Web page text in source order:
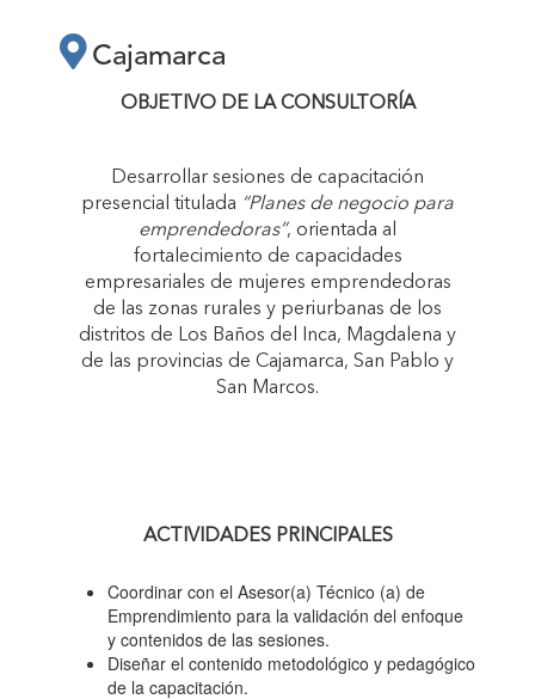
TITULADA “PLANES
DE NEGOCIO PARA
EMPRENDEDORAS”"
Cajamarca
OBJETIVO DE LA CONSULTORÍA
Desarrollar sesiones de capacitación
presencial titulada “Planes de negocio para
emprendedoras”, orientada al
fortalecimiento de capacidades
empresariales de mujeres emprendedoras
de las zonas rurales y periurbanas de los
distritos de Los Baños del Inca, Magdalena y
de las provincias de Cajamarca, San Pablo y
San Marcos.
ACTIVIDADES PRINCIPALES
Coordinar con el Asesor(a) Técnico (a) de
Emprendimiento para la validación del enfoque
y contenidos de las sesiones.
Diseñar el contenido metodológico y pedagógico
de la capacitación.